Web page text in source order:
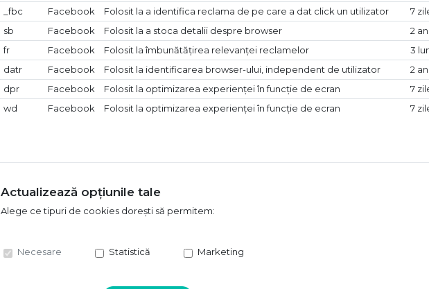
_fbc
Facebook Folosit la a identifica reclama de pe care a dat click un utilizator
7
sb
Facebook Folosit la a stoca detalii despre browser
2
fr
Facebook Folosit la îmbunătățirea relevanței reclamelor
3
datr
Facebook Folosit la identificarea browser-ului, independent de utilizator
2
dpr
Facebook Folosit la optimizarea experienței în funcție de ecran
7
wd
Facebook Folosit la optimizarea experienței în funcție de ecran 7
Actualizează opțiunile tale
Alege ce tipuri de cookies dorești să permitem:
Necesare Statistică Marketing